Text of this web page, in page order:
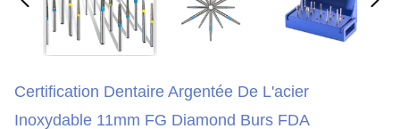
Certification Dentaire Argentée De L'acier
Inoxydable 11mm FG Diamond Burs FDA